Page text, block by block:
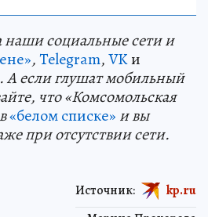
наши социальные сети и
,Telegram,VKи
. А если глушат мобильный
что «Комсомольская
«белом списке» и вы
при отсутствии сети.
Источник: kp.ru